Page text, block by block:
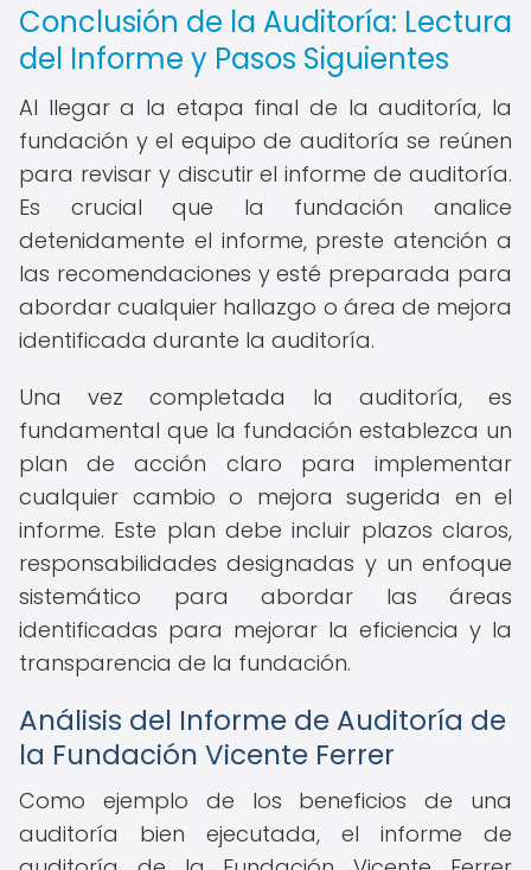
Conclusión de la Auditoría: Lectura
del Informe y Pasos Siguientes
Al llegar a la etapa final de la auditoría, la
fundación y el equipo de auditoría se reúnen
para revisar y discutir el informe de auditoría.
Es crucial que la fundación analice
detenidamente el informe, preste atención a
las recomendaciones y esté preparada para
abordar cualquier hallazgo o área de mejora
identificada durante la auditoría.
Una vez completada la auditoría, es
fundamental que la fundación establezca un
plan de acción claro para implementar
cualquier cambio o mejora sugerida en el
informe. Este plan debe incluir plazos claros,
responsabilidades designadas y un enfoque
sistemático para abordar las áreas
identificadas para mejorar la eficiencia y la
transparencia de la fundación.
Análisis del Informe de Auditoría de
la Fundación Vicente Ferrer
Como ejemplo de los beneficios de una
auditoría bien ejecutada, el informe de